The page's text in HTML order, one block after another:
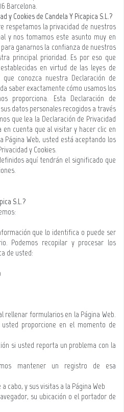
Barcelona.
y Cookies de Candela Y Picapica S.L.?
respetamos la privacidad de nuestros
y nos tomamos este asunto muy en
ganarnos la confianza de nuestros
principal prioridad. Es por eso que
en virtud de las leyes de
conozca nuestra Declaración de
saber exactamente cómo usamos los
proporciona. Esta Declaración de
datos personales recogidos a través
que lea la Declaración de Privacidad
en cuenta que al visitar y hacer clic en
Web, usted está aceptando los
y Cookies.
aquí tendrán el significado que
S.L.?
que lo identifica o puede ser
Podemos recopilar y procesar los
de usted:
rellenar formularios en la Página Web.
proporcione en el momento de
si usted reporta un problema con la
mantener un registro de esa
cabo, y sus visitas a la Página Web
su ubicación o el portador de